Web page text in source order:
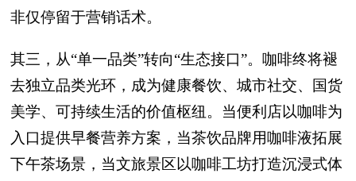
非仅停留于营销话术。
其三，从“单一品类”转向“生态接口”。咖啡终将褪
去独立品类光环，成为健康餐饮、城市社交、国货
美学、可持续生活的价值枢纽。当便利店以咖啡为
入口提供早餐营养方案，当茶饮品牌用咖啡液拓展
下午茶场景，当文旅景区以咖啡工坊打造沉浸式体